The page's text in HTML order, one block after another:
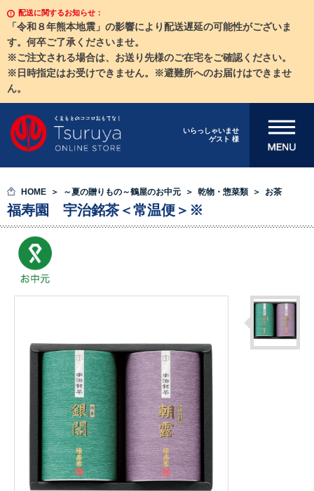
配送に関するお知らせ：
「令和８年熊本地震」の影響により配送遅延の可能性がございま
す。何卒ご了承くださいませ。
※ご注文される場合は、お送り先様のご在宅をご確認ください。
※日時指定はお受けできません。※避難所へのお届けはできませ
ん。
いらっしゃいませ
ゲスト 様
メニューを開
HOME ～夏の贈りもの～鶴屋のお中元 乾物・惣菜類 お茶
福寿園 宇治銘茶＜常温便＞※